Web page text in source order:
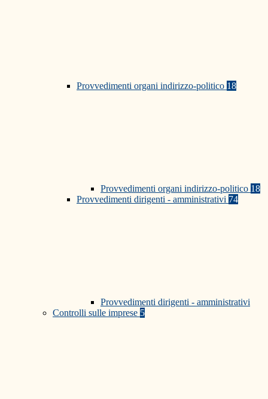
Provvedimenti organi indirizzo-politico 18
Provvedimenti organi indirizzo-politico 18
Provvedimenti dirigenti - amministrativi 74
Provvedimenti dirigenti - amministrativi
Controlli sulle imprese 5